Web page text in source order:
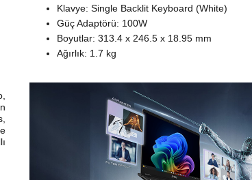
Klavye: Single Backlit Keyboard (White)
Güç Adaptörü: 100W
Boyutlar: 313.4 x 246.5 x 18.95 mm
Ağırlık: 1.7 kg